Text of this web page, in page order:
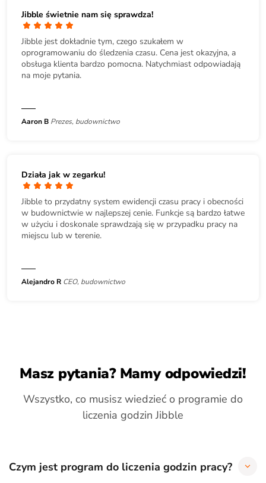
Jibble świetnie nam się sprawdza!
Jibble jest dokładnie tym, czego szukałem w
oprogramowaniu do śledzenia czasu. Cena jest okazyjna, a
obsługa klienta bardzo pomocna. Natychmiast odpowiadają
na moje pytania.
Aaron B Prezes, budownictwo
Działa jak w zegarku!
Jibble to przydatny system ewidencji czasu pracy i obecności
w budownictwie w najlepszej cenie. Funkcje są bardzo łatwe
w użyciu i doskonale sprawdzają się w przypadku pracy na
miejscu lub w terenie.
Alejandro R CEO, budownictwo
Masz pytania? Mamy odpowiedzi!
Wszystko, co musisz wiedzieć o programie do
liczenia godzin Jibble
Czym jest program do liczenia godzin pracy?